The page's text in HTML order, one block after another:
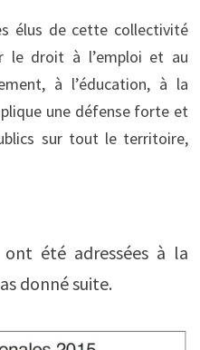
élus de cette collectivité
le droit à l’emploi et au
à l’éducation, à la
une défense forte et
sur tout le territoire,
ont été adressées à la
donné suite.